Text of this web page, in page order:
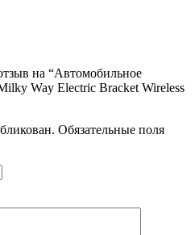
на “Автомобильное
Way Electric Bracket Wireless
Обязательные поля